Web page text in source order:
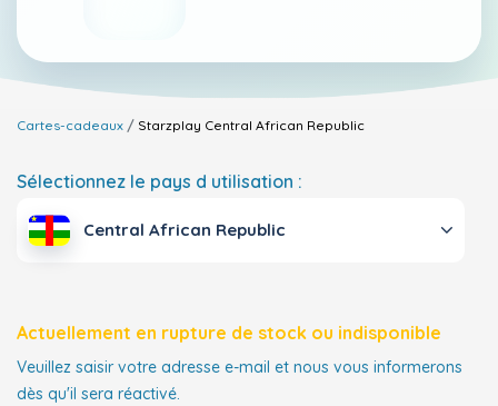
Cartes-cadeaux Starzplay Central African Republic
Sélectionnez le pays d utilisation :
Central African Republic
Actuellement en rupture de stock ou indisponible
Veuillez saisir votre adresse e-mail et nous vous informerons
dès qu'il sera réactivé.